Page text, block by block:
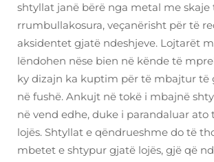
shtyllat janë bërë nga metal me skaje
rrumbullakosura, veçanërisht për të
aksidentet gjatë ndeshjeve. Lojtarët
lëndohen nëse bien në kënde të
ky dizajn ka kuptim për të mbajtur të
në fushë. Ankujt në tokë i mbajnë
në vend edhe, duke i parandaluar ato
lojës. Shtyllat e qëndrueshme do të
mbetet e shtypur gjatë lojës, gjë që